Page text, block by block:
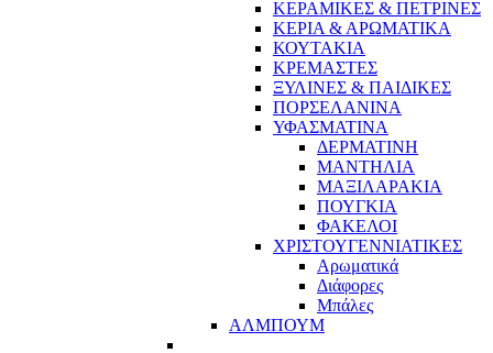
ΚΕΡΑΜΙΚΕΣ & ΠΕΤΡΙΝΕΣ
ΚΕΡΙΑ & ΑΡΩΜΑΤΙΚΑ
ΚΟΥΤΑΚΙΑ
ΚΡΕΜΑΣΤΕΣ
ΞΥΛΙΝΕΣ & ΠΑΙΔΙΚΕΣ
ΠΟΡΣΕΛΑΝΙΝΑ
ΥΦΑΣΜΑΤΙΝA
ΔΕΡΜΑΤΙΝΗ
ΜΑΝΤΗΛΙΑ
ΜΑΞΙΛΑΡΑΚΙΑ
ΠΟΥΓΚΙΑ
ΦΑΚΕΛΟΙ
ΧΡΙΣΤΟΥΓΕΝΝΙΑΤΙΚΕΣ
Αρωματικά
Διάφορες
Μπάλες
ΑΛΜΠΟΥΜ